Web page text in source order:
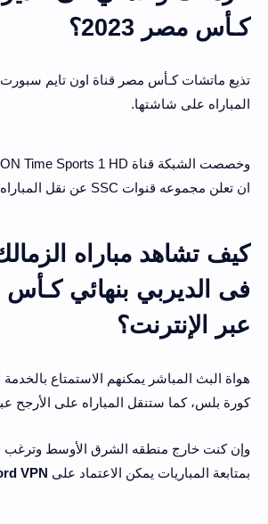
كـأس مصر 2023؟
تذيع ماتشات كـأس مصر قناة اون تايم
المباراه على شاشتها.
ان تعلن مجموعه قنوات SSC عن نقل المباراه.
كيف تشاهد مباراه
عبر الإنترنت؟
هواة البث المباشر يمكنهم الاستمتاع
كورة بلس، كما ستنقل المباراه على الأرجح
وإن كنت خارج منطقه الشرق الأوسط وترغب
بمتابعة المباريات يمكن الاعتماد على VPN